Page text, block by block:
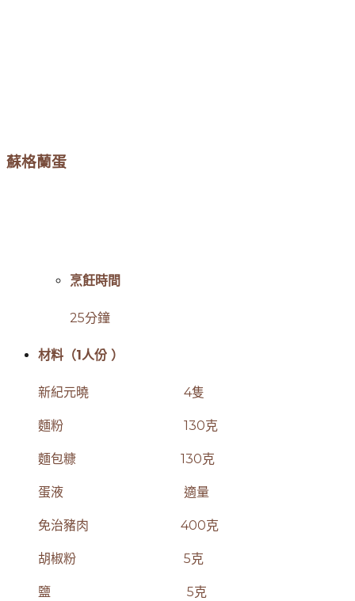
蘇格蘭蛋
烹飪時間
25分鐘
材料 （1人份 ）
新紀元曉 4隻
麵粉 130克
麵包糠 130克
蛋液 適量
免治豬肉 400克
胡椒粉 5克
鹽 5克